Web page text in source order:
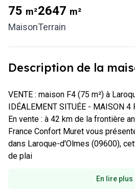
75 m²
Maison
2647 m²
Terrain
Description de la
VENTE : maison F4 (75 m²) à
IDÉALEMENT SITUÉE - MAISON 4
En vente : à 42 km de la frontière
France Confort Muret vous
dans Laroque-d'Olmes (09600),
de plai
En lire plus